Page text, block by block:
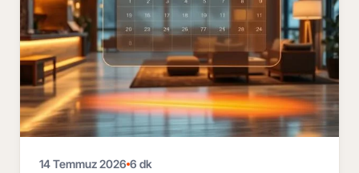
14 Temmuz 2026 6 dk